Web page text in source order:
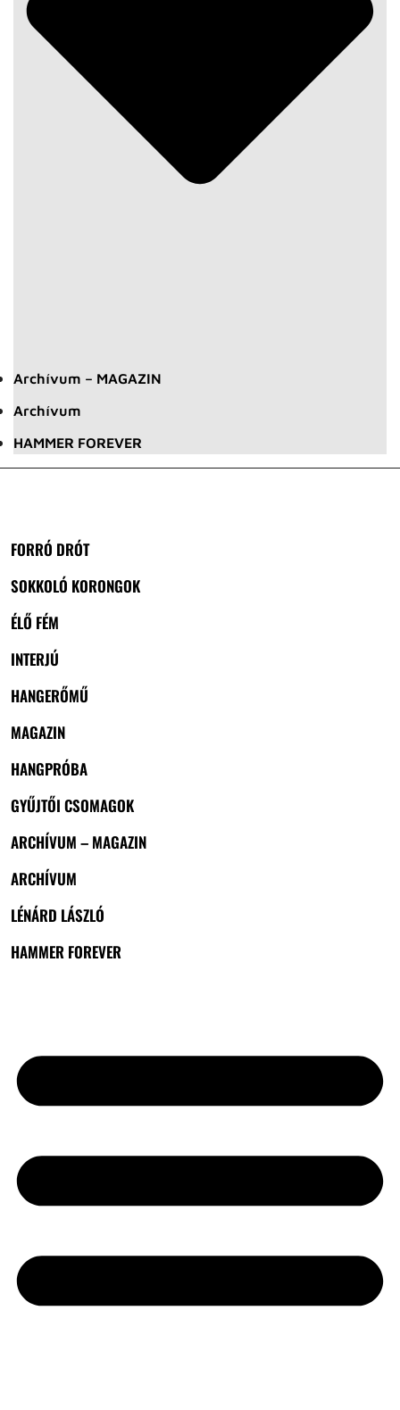
Archívum – MAGAZIN
Archívum
HAMMER FOREVER
FORRÓ DRÓT
SOKKOLÓ KORONGOK
ÉLŐ FÉM
INTERJÚ
HANGERŐMŰ
MAGAZIN
HANGPRÓBA
GYŰJTŐI CSOMAGOK
ARCHÍVUM – MAGAZIN
ARCHÍVUM
LÉNÁRD LÁSZLÓ
HAMMER FOREVER